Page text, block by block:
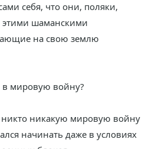
себя, что они, поляки,
этими шаманскими
на свою землю
в мировую войну?
никто никакую мировую войну
начинать даже в условиях